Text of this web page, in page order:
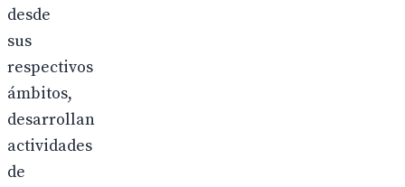
desde
sus
respectivos
ámbitos,
desarrollan
actividades
de